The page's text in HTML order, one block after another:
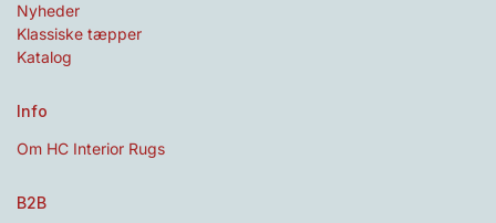
Nyheder
Klassiske tæpper
Katalog
Info
Om HC Interior Rugs
B2B